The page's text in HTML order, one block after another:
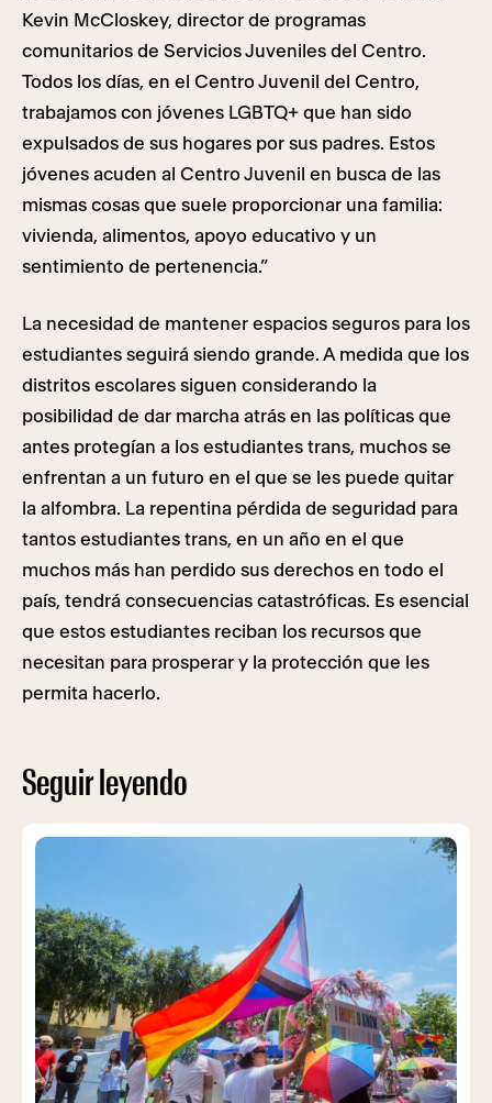
Kevin McCloskey, director de programas
comunitarios de Servicios Juveniles del Centro.
Todos los días, en el Centro Juvenil del Centro,
trabajamos con jóvenes LGBTQ+ que han sido
expulsados de sus hogares por sus padres. Estos
jóvenes acuden al Centro Juvenil en busca de las
mismas cosas que suele proporcionar una familia:
vivienda, alimentos, apoyo educativo y un
sentimiento de pertenencia.”
La necesidad de mantener espacios seguros para los
estudiantes seguirá siendo grande. A medida que los
distritos escolares siguen considerando la
posibilidad de dar marcha atrás en las políticas que
antes protegían a los estudiantes trans, muchos se
enfrentan a un futuro en el que se les puede quitar
la alfombra. La repentina pérdida de seguridad para
tantos estudiantes trans, en un año en el que
muchos más han perdido sus derechos en todo el
país, tendrá consecuencias catastróficas. Es esencial
que estos estudiantes reciban los recursos que
necesitan para prosperar y la protección que les
permita hacerlo.
Seguir leyendo